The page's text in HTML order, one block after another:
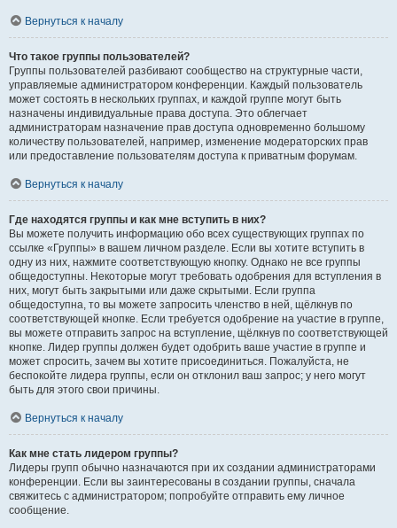
Вернуться к началу
Что такое группы пользователей?
Группы пользователей разбивают сообщество на структурные части,
управляемые администратором конференции. Каждый пользователь
может состоять в нескольких группах, и каждой группе могут быть
назначены индивидуальные права доступа. Это облегчает
администраторам назначение прав доступа одновременно большому
количеству пользователей, например, изменение модераторских прав
или предоставление пользователям доступа к приватным форумам.
Вернуться к началу
Где находятся группы и как мне вступить в них?
Вы можете получить информацию обо всех существующих группах по
ссылке «Группы» в вашем личном разделе. Если вы хотите вступить в
одну из них, нажмите соответствующую кнопку. Однако не все группы
общедоступны. Некоторые могут требовать одобрения для вступления в
них, могут быть закрытыми или даже скрытыми. Если группа
общедоступна, то вы можете запросить членство в ней, щёлкнув по
соответствующей кнопке. Если требуется одобрение на участие в группе,
вы можете отправить запрос на вступление, щёлкнув по соответствующей
кнопке. Лидер группы должен будет одобрить ваше участие в группе и
может спросить, зачем вы хотите присоединиться. Пожалуйста, не
беспокойте лидера группы, если он отклонил ваш запрос; у него могут
быть для этого свои причины.
Вернуться к началу
Как мне стать лидером группы?
Лидеры групп обычно назначаются при их создании администраторами
конференции. Если вы заинтересованы в создании группы, сначала
свяжитесь с администратором; попробуйте отправить ему личное
сообщение.